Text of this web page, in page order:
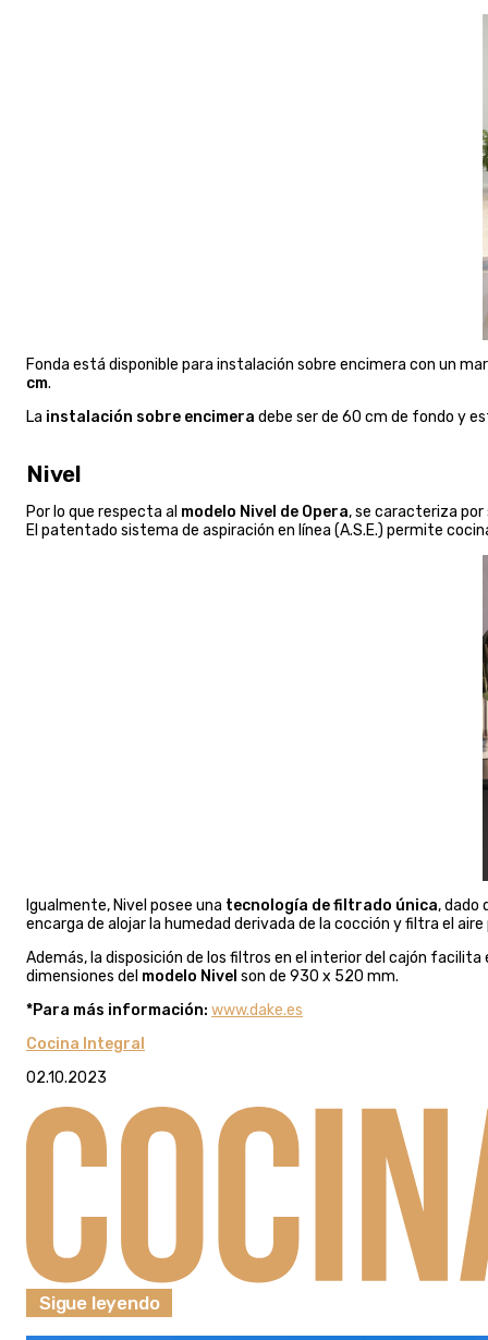
Fonda está disponible para instalación sobre encimera con un
cm.
La instalación sobre encimera debe ser de 60 cm de fondo y
Nivel
Por lo que respecta al modelo Nivel de Opera, se caracteriza por
El patentado sistema de aspiración en línea (A.S.E.) permite
Igualmente, Nivel posee una tecnología de filtrado única, dado
encarga de alojar la humedad derivada de la cocción y filtra el
Además, la disposición de los filtros en el interior del cajón
dimensiones del modelo Nivel son de 930 x 520 mm.
*Para más información: www.dake.es
Cocina Integral
02.10.2023
Sigue leyendo